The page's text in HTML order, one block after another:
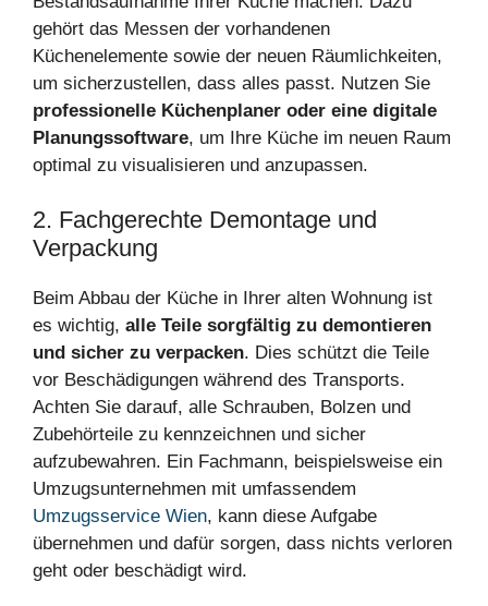
gehört das Messen der vorhandenen
Küchenelemente sowie der neuen Räumlichkeiten,
um sicherzustellen, dass alles passt. Nutzen Sie
professionelle Küchenplaner oder eine digitale
Planungssoftware, um Ihre Küche im neuen Raum
optimal zu visualisieren und anzupassen.
2. Fachgerechte Demontage und
Verpackung
Beim Abbau der Küche in Ihrer alten Wohnung ist
es wichtig, alle Teile sorgfältig zu demontieren
und sicher zu verpacken. Dies schützt die Teile
vor Beschädigungen während des Transports.
Achten Sie darauf, alle Schrauben, Bolzen und
Zubehörteile zu kennzeichnen und sicher
aufzubewahren. Ein Fachmann, beispielsweise ein
Umzugsunternehmen mit umfassendem
Umzugsservice Wien, kann diese Aufgabe
übernehmen und dafür sorgen, dass nichts verloren
geht oder beschädigt wird.